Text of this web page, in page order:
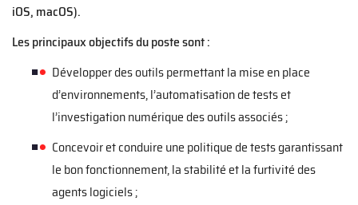
iOS, macOS).
Les principaux objectifs du poste sont :
Développer des outils permettant la mise en place
d’environnements, l’automatisation de tests et
l’investigation numérique des outils associés ;
Concevoir et conduire une politique de tests garantissant
le bon fonctionnement, la stabilité et la furtivité des
agents logiciels ;